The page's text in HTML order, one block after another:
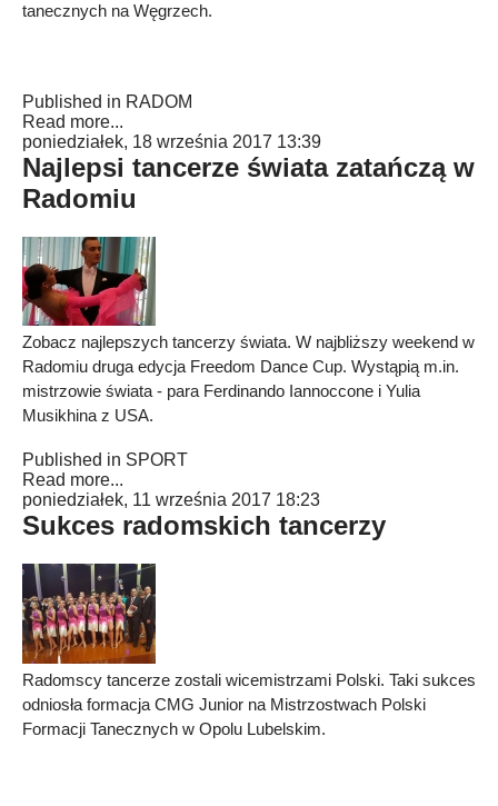
tanecznych na Węgrzech.
Published in RADOM
Read more...
poniedziałek, 18 września 2017 13:39
Najlepsi tancerze świata zatańczą w
Radomiu
Zobacz najlepszych tancerzy świata. W najbliższy weekend w
Radomiu druga edycja Freedom Dance Cup. Wystąpią m.in.
mistrzowie świata - para Ferdinando Iannoccone i Yulia
Musikhina z USA.
Published in SPORT
Read more...
poniedziałek, 11 września 2017 18:23
Sukces radomskich tancerzy
Radomscy tancerze zostali wicemistrzami Polski. Taki sukces
odniosła formacja CMG Junior na Mistrzostwach Polski
Formacji Tanecznych w Opolu Lubelskim.